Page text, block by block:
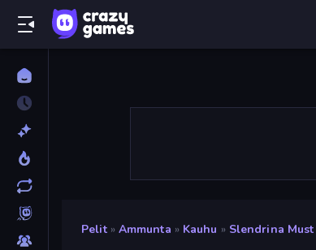
Pelit » Ammunta » Kauhu » Slendrina